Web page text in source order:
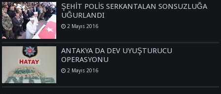
ŞEHİT POLİS SERKANTALAN SONSUZLUĞA
UĞURLANDI
2 Mayıs 2016
ANTAKYA DA DEV UYUŞTURUCU
OPERASYONU
2 Mayıs 2016